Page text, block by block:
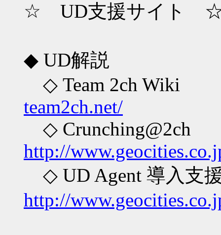
☆ UD支援サイト
◆ UD解説
◇ Team
team2ch.net/
◇
http://
◇ UD Agent 導入
http://